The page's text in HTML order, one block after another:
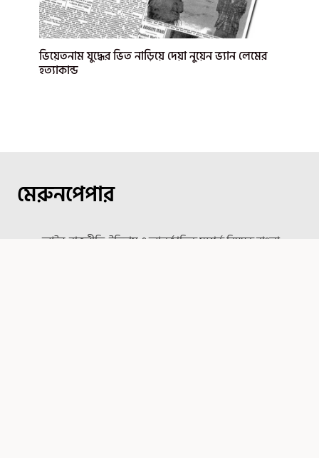
ভিয়েতনাম যুদ্ধের ভিত নাড়িয়ে দেয়া নুয়েন ভ্যান লেমের
হত্যাকান্ড
মেরুনপেপার
আইন, রাজনীতি, ইতিহাস ও আন্তর্জাতিক সম্পর্ক বিষয়ক বাংলা